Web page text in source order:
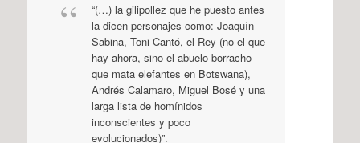
“(…) la gilipollez que he puesto antes
la dicen personajes como: Joaquín
Sabina, Toni Cantó, el Rey (no el que
hay ahora, sino el abuelo borracho
que mata elefantes en Botswana),
Andrés Calamaro, Miguel Bosé y una
larga lista de homínidos
inconscientes y poco
evolucionados)”.